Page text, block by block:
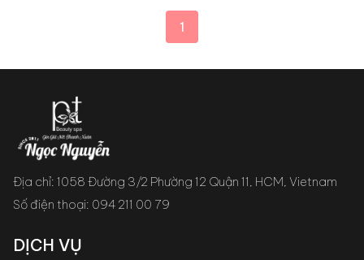
1
Địa chỉ: 1058 Đường 3/2 Phường 12 Quận 11, HCM, Vietnam
Số điện thoại: 094 211 00 79
DỊCH VỤ